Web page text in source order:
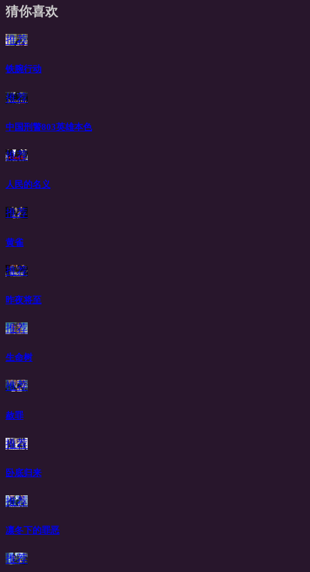
猜你喜欢
推荐
铁腕行动
推荐
中国刑警803英雄本色
推荐
人民的名义
推荐
黄雀
推荐
昨夜将至
推荐
生命树
推荐
赦罪
推荐
卧底归来
推荐
凛冬下的罪恶
推荐